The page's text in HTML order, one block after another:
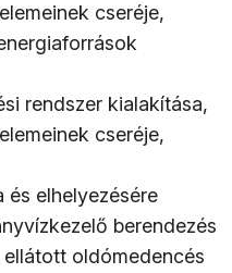
cseréje,
rendszer kialakítása,
cseréje,
és elhelyezésére
berendezés
oldómedencés